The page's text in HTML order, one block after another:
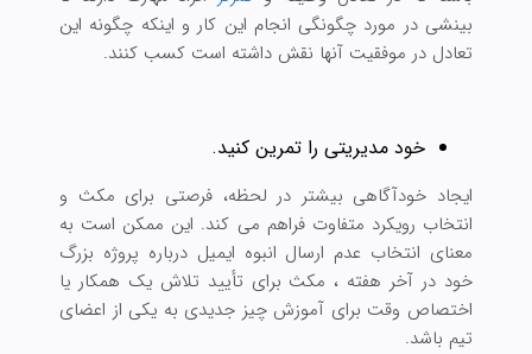
بینشی در مورد چگونگی انجام این کار و اینکه چگونه این
تعادل در موفقیت آنها نقش داشته است کسب کنند.
خود مدیریتی را تمرین کنید.
ایجاد خودآگاهی بیشتر در لحظه، فرصتی برای مکث و
انتخاب رویکرد متفاوت فراهم می کند. این ممکن است به
معنای انتخاب عدم ارسال انبوه ایمیل درباره پروژه بزرگ
خود در آخر هفته ، مکث برای تأیید تلاش یک همکار یا
اختصاص وقت برای آموزش چیز جدیدی به یکی از اعضای
تیم باشد.